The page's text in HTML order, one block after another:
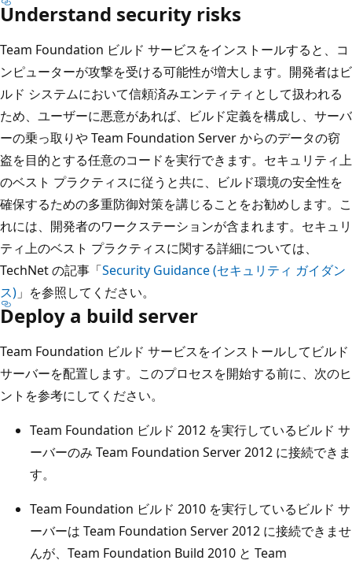
Understand security risks
Team Foundation ビルド サービスをインストールすると、コ
ンピューターが攻撃を受ける可能性が増大します。開発者はビ
ルド システムにおいて信頼済みエンティティとして扱われる
ため、ユーザーに悪意があれば、ビルド定義を構成し、サーバ
ーの乗っ取りや Team Foundation Server からのデータの窃
盗を目的とする任意のコードを実行できます。セキュリティ上
のベスト プラクティスに従うと共に、ビルド環境の安全性を
確保するための多重防御対策を講じることをお勧めします。こ
れには、開発者のワークステーションが含まれます。セキュリ
ティ上のベスト プラクティスに関する詳細については、
TechNet の記事「Security Guidance (セキュリティ ガイダン
ス) 」を参照してください。
Deploy a build server
Team Foundation ビルド サービスをインストールしてビルド
サーバーを配置します。このプロセスを開始する前に、次のヒ
ントを参考にしてください。
Team Foundation ビルド 2012 を実行しているビルド サ
ーバーのみ Team Foundation Server 2012 に接続できま
す。
Team Foundation ビルド 2010 を実行しているビルド サ
ーバーは Team Foundation Server 2012 に接続できませ
んが、Team Foundation Build 2010 と Team